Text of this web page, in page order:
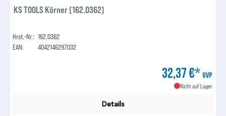
KS TOOLS Körner (162.0362)
Hrst.-Nr.: 162.0362
EAN:
4042146297032
32,37 €* UVP
Nicht auf Lager
Details